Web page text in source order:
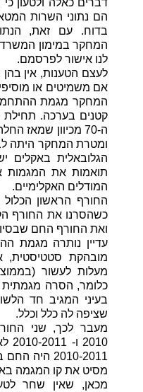
דברים כאלה ולטעון כי
הם נתוני השרות
בדוח. עם זאת,
המחקר במימון המשרד
לנו אישור לפרסמם.
לעצם הטענות, אין בהן
אם משמיטים או
המחקר מגמת
קטנים בערכה.
ה-70 מכיוון שמאז
ומטרת המחקר היתה
הגלובאלית באקלים
תואמות את המגמות
המודלים האקלימיים.
כשהסרנו את החורף
עדיין נותרה מגמת
כלומר, הסרה
בעיני המגיב חד
שציפה לה כלל וכלל.
2010-2011
מסיט את קו המגמה
מכאן, שאין שחר